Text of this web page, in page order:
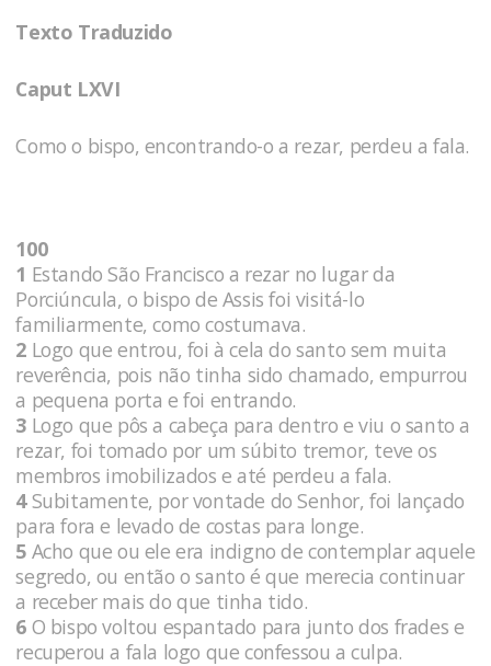
Texto Traduzido
Caput LXVI
Como o bispo, encontrando-o a rezar, perdeu a fala.
100
1 Estando São Francisco a rezar no lugar da
Porciúncula, o bispo de Assis foi visitá-lo
familiarmente, como costumava.
2 Logo que entrou, foi à cela do santo sem muita
reverência, pois não tinha sido chamado, empurrou
a pequena porta e foi entrando.
3 Logo que pôs a cabeça para dentro e viu o santo a
rezar, foi tomado por um súbito tremor, teve os
membros imobilizados e até perdeu a fala.
4Subitamente, por vontade do Senhor, foi lançado
para fora e levado de costas para longe.
5 Acho que ou ele era indigno de contemplar aquele
segredo, ou então o santo é que merecia continuar
a receber mais do que tinha tido.
6 O bispo voltou espantado para junto dos frades e
recuperou a fala logo que confessou a culpa.